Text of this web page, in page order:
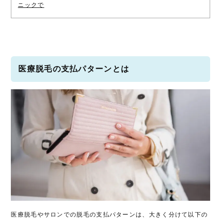
ニックで
医療脱毛の支払パターンとは
医療脱毛やサロンでの脱毛の支払パターンは、大きく分けて以下の